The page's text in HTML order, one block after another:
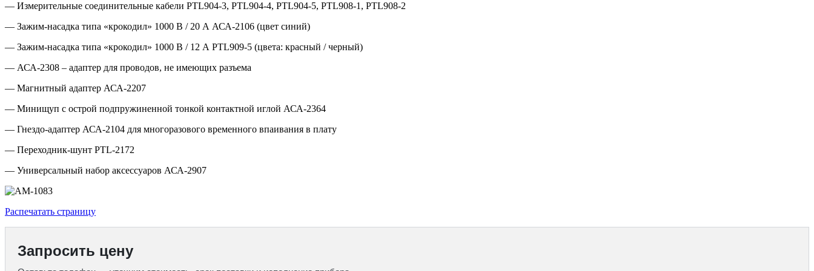
— Измерительные соединительные кабели PTL904-3, PTL904-4, PTL904-5, PTL908-1, PTL908-2
— Зажим-насадка типа «крокодил» 1000 В / 20 А АСА-2106 (цвет синий)
— Зажим-насадка типа «крокодил» 1000 В / 12 А PTL909-5 (цвета: красный / черный)
— АСА-2308 – адаптер для проводов, не имеющих разъема
— Магнитный адаптер АСА-2207
— Минищуп с острой подпружиненной тонкой контактной иглой АСА-2364
— Гнездо-адаптер АСА-2104 для многоразового временного впаивания в плату
— Переходник-шунт PTL-2172
— Универсальный набор аксессуаров АСА-2907
Распечатать страницу
Запросить цену